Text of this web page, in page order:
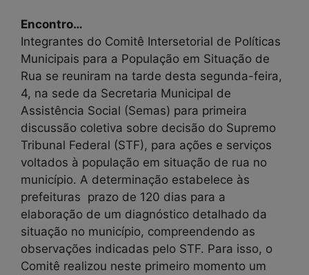
Encontro…
Integrantes do Comitê Intersetorial de Políticas
Municipais para a População em Situação de
Rua se reuniram na tarde desta segunda-feira,
4, na sede da Secretaria Municipal de
Assistência Social (Semas) para primeira
discussão coletiva sobre decisão do Supremo
Tribunal Federal (STF), para ações e serviços
voltados à população em situação de rua no
município. A determinação estabelece às
prefeituras prazo de 120 dias para a
elaboração de um diagnóstico detalhado da
situação no município, compreendendo as
observações indicadas pelo STF. Para isso, o
Comitê realizou neste primeiro momento um